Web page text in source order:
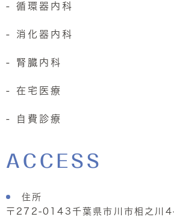
- 循環器内科
- 消化器内科
- 腎臓内科
- 在宅医療
- 自費診療
ACCESS
住所
〒272-0143千葉県市川市相之川